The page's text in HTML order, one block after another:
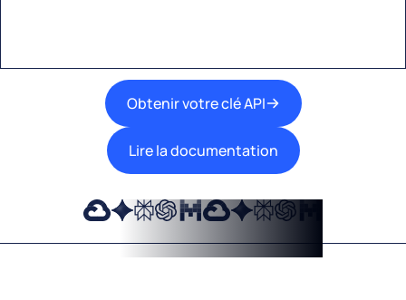
Obtenir votre clé API
Lire la documentation